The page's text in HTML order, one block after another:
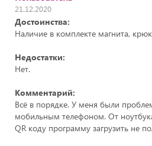
21.12.2020
Достоинства:
Наличие в комплекте магнита,
Недостатки:
Нет.
Комментарий:
Всё в порядке. У меня были
мобильным телефоном. От
QR коду программу загрузить не